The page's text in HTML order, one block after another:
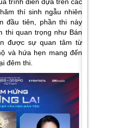
thí sinh ngẫu nhiên
đầu tiên, phần thi này
thi quan trọng như Bán
được sự quan tâm từ
và hứa hẹn mang đến
đêm thi.